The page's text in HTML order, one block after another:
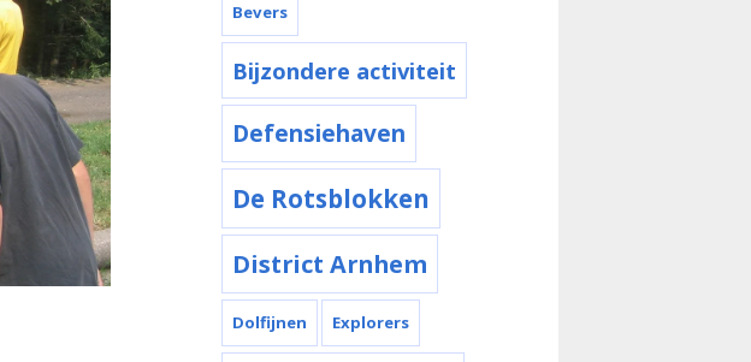
Bevers
Bijzondere activiteit
Defensiehaven
De Rotsblokken
District Arnhem
Dolfijnen Explorers